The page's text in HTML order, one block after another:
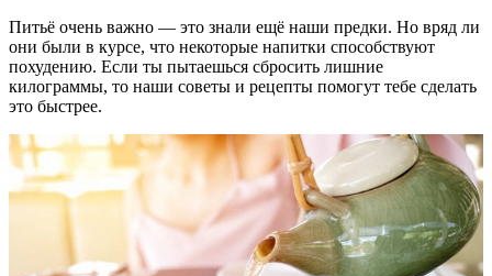
Питьё очень важно — это знали ещё наши предки. Но вряд ли
они были в курсе, что некоторые напитки способствуют
похудению. Если ты пытаешься сбросить лишние
килограммы, то наши советы и рецепты помогут тебе сделать
это быстрее.